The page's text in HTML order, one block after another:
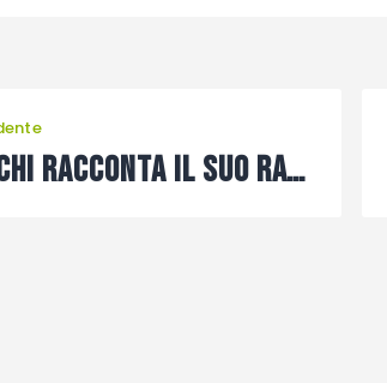
DE FRANCESCHI RACCONTA IL SUO RAVASCLETTO